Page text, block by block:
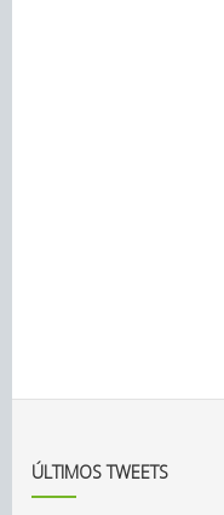
ÚLTIMOS TWEETS